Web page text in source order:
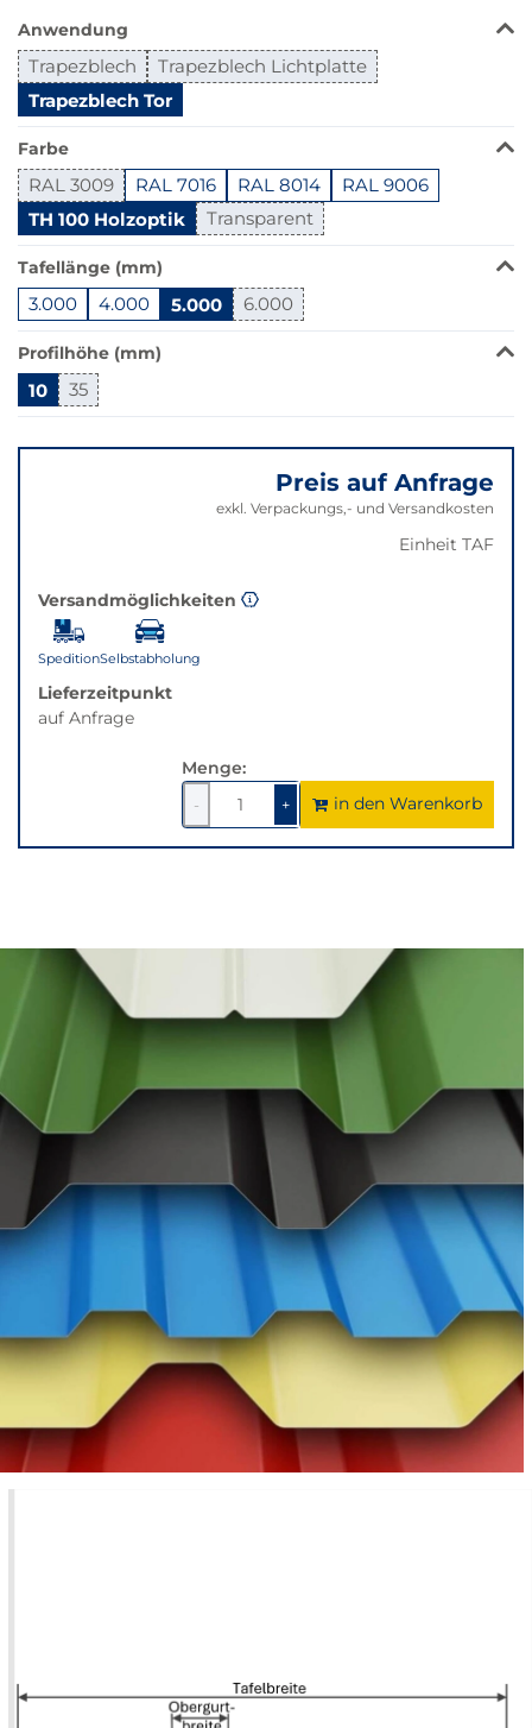
Das
ist
in
dieser
Variante
nicht
verfügbar.
Bei
Klick
wechselt
der
Filter
auf
die
beste
Alternative
in
Anwendung
Trapezblech Trapezblech Lichtplatte
Trapezblech Tor
Farbe
RAL 3009 RAL 7016 RAL 8014 RAL 9006
TH 100 Holzoptik Transparent
Tafellänge (mm)
3.000 4.000 5.000 6.000
Profilhöhe (mm)
10 35
zu
Preis auf Anfrage
exkl. Verpackungs,- und Versandkosten
Einheit TAF
Versandmöglichkeiten
SpeditionSelbstabholung
Lieferzeitpunkt
auf Anfrage
Menge:
-
1
verringern
+1um
1
erhöhen
in den Warenkorb